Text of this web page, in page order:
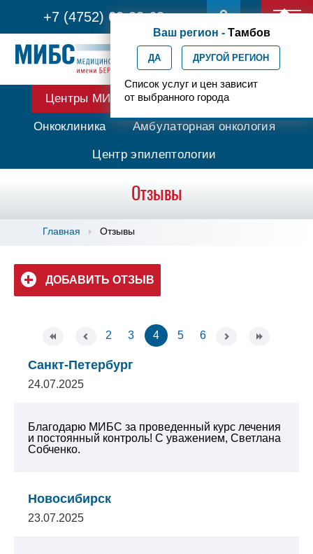
+7 (4752) 63-33-63
Ваш регион - Тамбов
ДА ДРУГОЙ РЕГИОН
Список услуг и цен зависит
от выбранного города
Центры МИБС Протонная терапия
Онкоклиника Амбулаторная онкология
Центр эпилептологии
Отзывы
Главная Отзывы
ДОБАВИТЬ ОТЗЫВ
2 3 4 5 6
Санкт-Петербург
24.07.2025
Благодарю МИБС за проведенный курс лечения
и постоянный контроль! С уважением, Светлана
Собченко.
Новосибирск
23.07.2025